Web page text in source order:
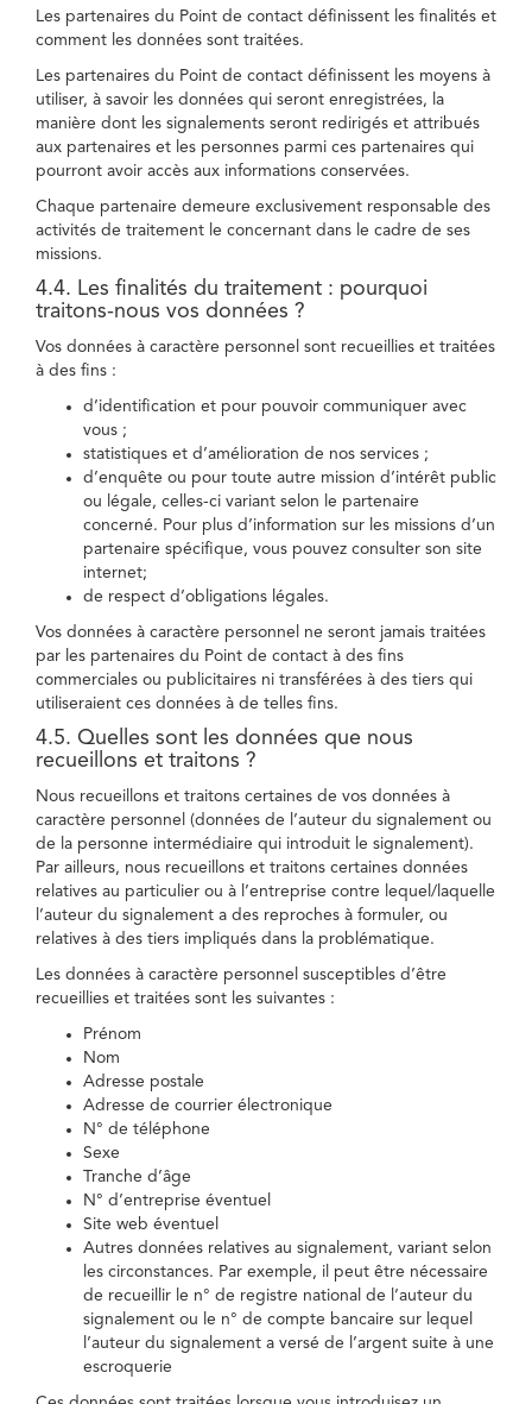
Les partenaires du Point de contact définissent les finalités et
comment les données sont traitées.
Les partenaires du Point de contact définissent les moyens à
utiliser, à savoir les données qui seront enregistrées, la
manière dont les signalements seront redirigés et attribués
aux partenaires et les personnes parmi ces partenaires qui
pourront avoir accès aux informations conservées.
Chaque partenaire demeure exclusivement responsable des
activités de traitement le concernant dans le cadre de ses
missions.
4.4. Les finalités du traitement : pourquoi
traitons-nous vos données ?
Vos données à caractère personnel sont recueillies et traitées
à des fins :
d’identification et pour pouvoir communiquer avec
vous ;
statistiques et d’amélioration de nos services ;
d’enquête ou pour toute autre mission d’intérêt public
ou légale, celles-ci variant selon le partenaire
concerné. Pour plus d’information sur les missions d’un
partenaire spécifique, vous pouvez consulter son site
internet;
de respect d’obligations légales.
Vos données à caractère personnel ne seront jamais traitées
par les partenaires du Point de contact à des fins
commerciales ou publicitaires ni transférées à des tiers qui
utiliseraient ces données à de telles fins.
4.5. Quelles sont les données que nous
recueillons et traitons ?
Nous recueillons et traitons certaines de vos données à
caractère personnel (données de l’auteur du signalement ou
de la personne intermédiaire qui introduit le signalement).
Par ailleurs, nous recueillons et traitons certaines données
relatives au particulier ou à l’entreprise contre lequel/laquelle
l’auteur du signalement a des reproches à formuler, ou
relatives à des tiers impliqués dans la problématique.
Les données à caractère personnel susceptibles d’être
recueillies et traitées sont les suivantes :
Prénom
Nom
Adresse postale
Adresse de courrier électronique
N° de téléphone
Sexe
Tranche d’âge
N° d’entreprise éventuel
Site web éventuel
Autres données relatives au signalement, variant selon
les circonstances. Par exemple, il peut être nécessaire
de recueillir le n° de registre national de l’auteur du
signalement ou le n° de compte bancaire sur lequel
l’auteur du signalement a versé de l’argent suite à une
escroquerie